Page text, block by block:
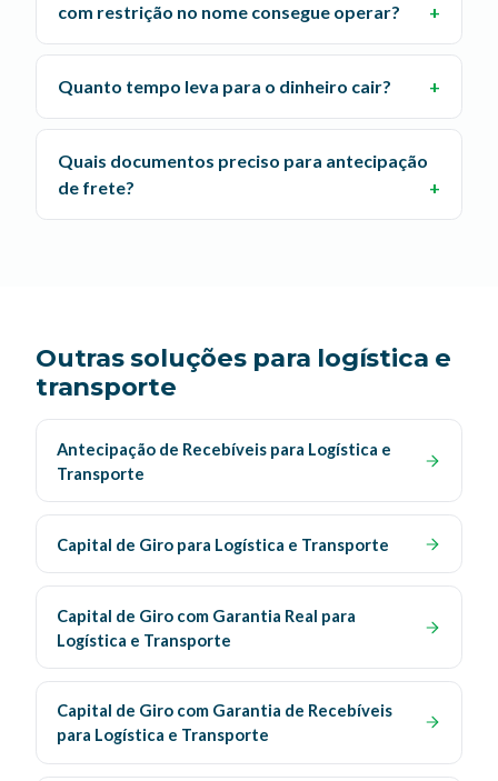
com restrição no nome consegue operar?
Quanto tempo leva para o dinheiro cair?
Quais documentos preciso para antecipação
de frete?
Outras soluções para logística e
transporte
Antecipação de Recebíveis para Logística e
Transporte
Capital de Giro para Logística e Transporte
Capital de Giro com Garantia Real para
Logística e Transporte
Capital de Giro com Garantia de Recebíveis
para Logística e Transporte